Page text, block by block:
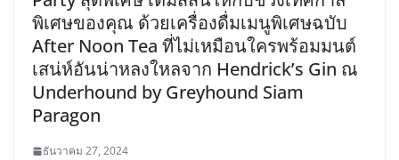
พิเศษของคุณ ด้วยเครื่องดื่มเมนูพิเศษฉบับ
After Noon Tea ที่ไม่เหมือนใครพร้อมมนต์
เสน่ห์อันน่าหลงใหลจาก Hendrick’s Gin ณ
Underhound by Greyhound Siam
Paragon
ธันวาคม 27, 2024